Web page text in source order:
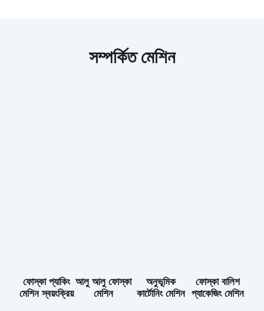
সম্পর্কিত মেশিন
ফোস্কা প্যাকিং
মেশিন স্বয়ংক্রিয়
আলু আলু ফোস্কা
মেশিন
অনুভূমিক
কার্টোনিং মেশিন
ফোস্কা বালিশ
প্যাকেজিং মেশিন